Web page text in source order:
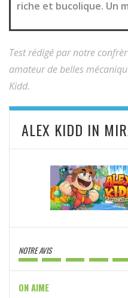
riche et bucolique. Un
Test rédigé par notre
amateur de belles
Kidd.
ALEX KIDD IN
NOTRE AVIS
ON AIME